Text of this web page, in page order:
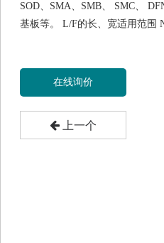
SOD、SMA、SMB、 SMC、
基板等。 L/F的长、宽适用范围
在线询价
上一个